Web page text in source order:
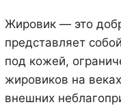
Жировик — это
представляет
под кожей,
жировиков на
внешних